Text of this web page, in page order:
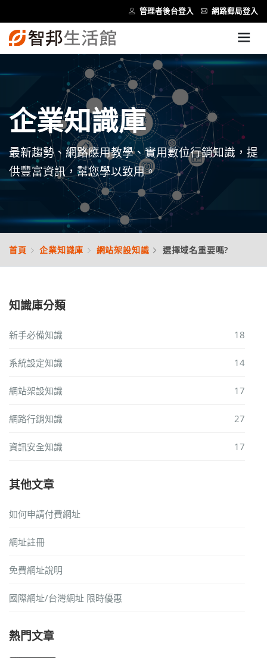
管理者後台登入 網路郵局登入
企業知識庫
最新趨勢、網路應用教學、實用數位行銷知識，提
供豐富資訊，幫您學以致用。
首頁 企業知識庫 網站架設知識 選擇域名重要嗎?
知識庫分類
新手必備知識 18
系統設定知識 14
網站架設知識 17
網路行銷知識 27
資訊安全知識 17
其他文章
如何申請付費網址
網址註冊
免費網址說明
國際網址/台灣網址 限時優惠
熱門文章